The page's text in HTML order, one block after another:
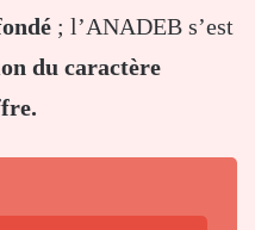
; l’ANADEB s’est
du caractère